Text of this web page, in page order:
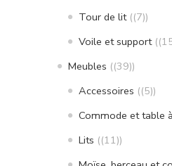
Tour de lit (7)
Voile et support
Meubles (39)
Accessoires (5)
Commode et table
Lits (11)